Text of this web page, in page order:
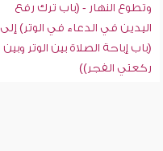
وتطوع النهار - (باب ترك رفع
اليدين في الدعاء في الوتر) إلى
(باب إباحة الصلاة بين الوتر وبين
ركعتي الفجر))